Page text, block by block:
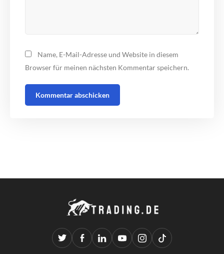
Name, E-Mail-Adresse und Website in diesem
Browser für meinen nächsten Kommentar speichern.